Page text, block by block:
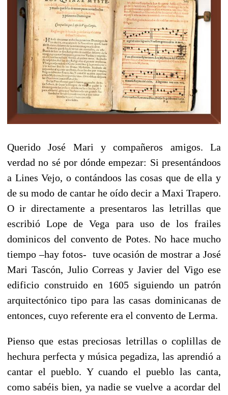
Querido José Mari y compañeros amigos. La
verdad no sé por dónde empezar: Si presentándoos
a Lines Vejo, o contándoos las cosas que de ella y
de su modo de cantar he oído decir a Maxi Trapero.
O ir directamente a presentaros las letrillas que
escribió Lope de Vega para uso de los frailes
dominicos del convento de Potes. No hace mucho
tiempo –hay fotos- tuve ocasión de mostrar a José
Mari Tascón, Julio Correas y Javier del Vigo ese
edificio construido en 1605 siguiendo un patrón
arquitectónico tipo para las casas dominicanas de
entonces, cuyo referente era el convento de Lerma.
Pienso que estas preciosas letrillas o coplillas de
hechura perfecta y música pegadiza, las aprendió a
cantar el pueblo. Y cuando el pueblo las canta,
como sabéis bien, ya nadie se vuelve a acordar del